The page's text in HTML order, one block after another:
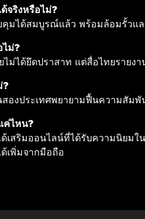
จริงหรือไม่?
มได้สมบูรณ์แล้ว พร้อมล้อมรั้วแล
ไม่?
ไม่ได้ยึดปราสาท แต่สื่อไทยรายง
?
องประเทศพยายามฟื้นความสัมพั
ค่ไหน?
เสริมออนไลน์ที่ได้รับความนิยม
เพิ่มจากมือถือ